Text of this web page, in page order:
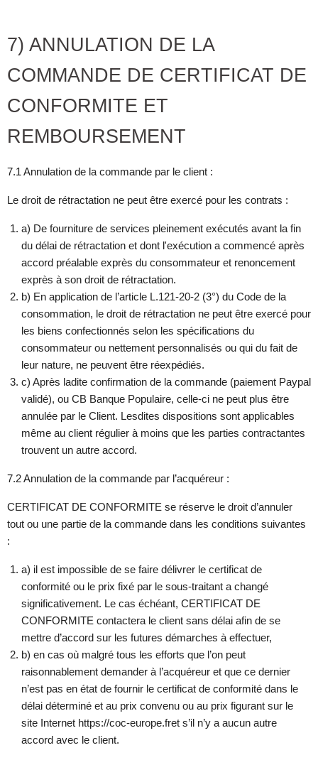
7) ANNULATION DE LA
COMMANDE DE CERTIFICAT DE
CONFORMITE ET
REMBOURSEMENT
7.1 Annulation de la commande par le client :
Le droit de rétractation ne peut être exercé pour les contrats :
a) De fourniture de services pleinement exécutés avant la fin
du délai de rétractation et dont l'exécution a commencé après
accord préalable exprès du consommateur et renoncement
exprès à son droit de rétractation.
b) En application de l’article L.121-20-2 (3°) du Code de la
consommation, le droit de rétractation ne peut être exercé pour
les biens confectionnés selon les spécifications du
consommateur ou nettement personnalisés ou qui du fait de
leur nature, ne peuvent être réexpédiés.
c) Après ladite confirmation de la commande (paiement Paypal
validé), ou CB Banque Populaire, celle-ci ne peut plus être
annulée par le Client. Lesdites dispositions sont applicables
même au client régulier à moins que les parties contractantes
trouvent un autre accord.
7.2 Annulation de la commande par l’acquéreur :
CERTIFICAT DE CONFORMITE se réserve le droit d’annuler
tout ou une partie de la commande dans les conditions suivantes
:
a) il est impossible de se faire délivrer le certificat de
conformité ou le prix fixé par le sous-traitant a changé
significativement. Le cas échéant, CERTIFICAT DE
CONFORMITE contactera le client sans délai afin de se
mettre d’accord sur les futures démarches à effectuer,
b) en cas où malgré tous les efforts que l’on peut
raisonnablement demander à l’acquéreur et que ce dernier
n’est pas en état de fournir le certificat de conformité dans le
délai déterminé et au prix convenu ou au prix figurant sur le
site Internet https://coc-europe.fret s’il n’y a aucun autre
accord avec le client.